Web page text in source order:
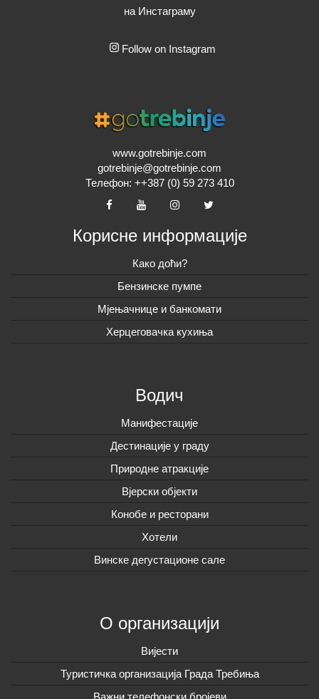
на Инстаграму
Follow on Instagram
www.gotrebinje.com
gotrebinje@gotrebinje.com
Телефон: ++387 (0) 59 273 410
Корисне информације
Како доћи?
Бензинске пумпе
Мјењачнице и банкомати
Херцеговачка кухиња
Водич
Манифестације
Дестинације у граду
Природне атракције
Вјерски објекти
Конобе и ресторани
Хотели
Винске дегустационе сале
О организацији
Вијeсти
Туристичка организација Града Требиња
Важни телефонски бројеви